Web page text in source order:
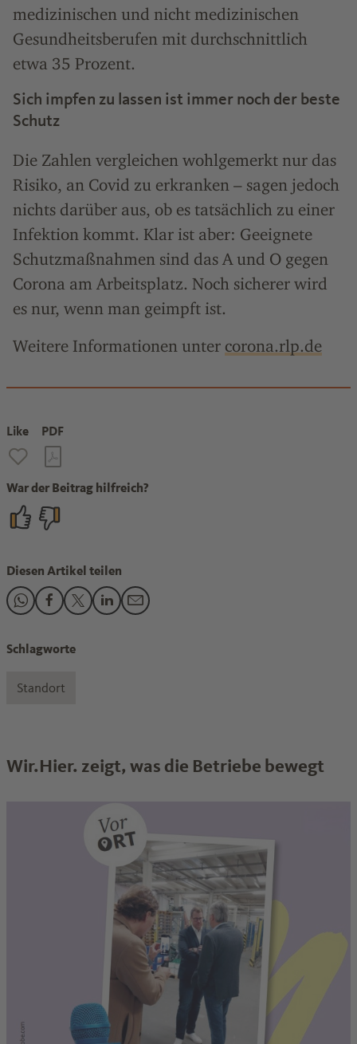
medizinischen und nicht medizinischen
Gesundheitsberufen mit durchschnittlich
etwa 35 Prozent.
Sich impfen zu lassen ist immer noch der beste
Schutz
Die Zahlen vergleichen wohlgemerkt nur das
Risiko, an Covid zu erkranken – sagen jedoch
nichts darüber aus, ob es tatsächlich zu einer
Infektion kommt. Klar ist aber: Geeignete
Schutzmaßnahmen sind das A und O gegen
Corona am Arbeitsplatz. Noch sicherer wird
es nur, wenn man geimpft ist.
Weitere Informationen unter corona.rlp.de
Like PDF
War der Beitrag hilfreich?
Diesen Artikel teilen
Den Beitrag "Corona-Impfung: Was der Arbeitgeber wissen
Den Beitrag "Corona-Impfung: Was der Arbeitgeber
Den Beitrag "Corona-Impfung: Was der
Den Beitrag "Corona-Impfung: Was der
Den Beitrag "Corona-Impfung: Was
Schlagworte
Standort
Wir.Hier. zeigt, was die Betriebe bewegt